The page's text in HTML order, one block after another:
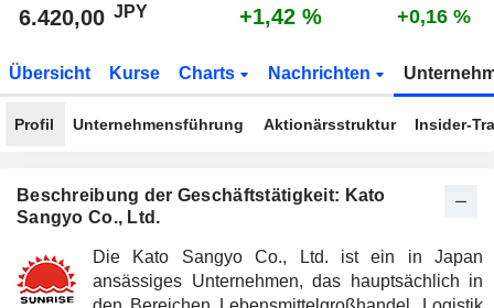
6.420,00 JPY +1,42 % +0,16 %
Übersicht Kurse Charts Nachrichten
Profil Unternehmensführung Aktionärsstruktur Insider-
Beschreibung der Geschäftstätigkeit: Kato
Sangyo Co., Ltd.
Die Kato Sangyo Co., Ltd. ist ein in Japan
ansässiges Unternehmen, das hauptsächlich in